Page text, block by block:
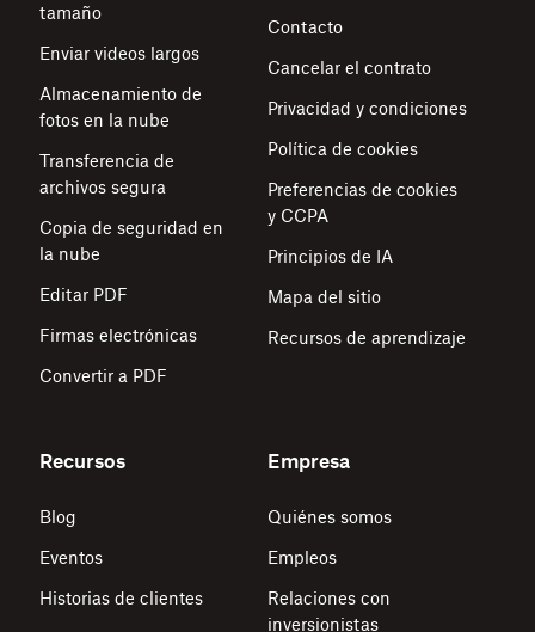
tamaño
Enviar videos largos
Almacenamiento de
fotos en la nube
Transferencia de
archivos segura
Copia de seguridad en
la nube
Editar PDF
Firmas electrónicas
Convertir a PDF
Contacto
Cancelar el contrato
Privacidad y condiciones
Política de cookies
Preferencias de cookies
y CCPA
Principios de IA
Mapa del sitio
Recursos de aprendizaje
Recursos
Blog
Eventos
Historias de clientes
Empresa
Quiénes somos
Empleos
Relaciones con
inversionistas